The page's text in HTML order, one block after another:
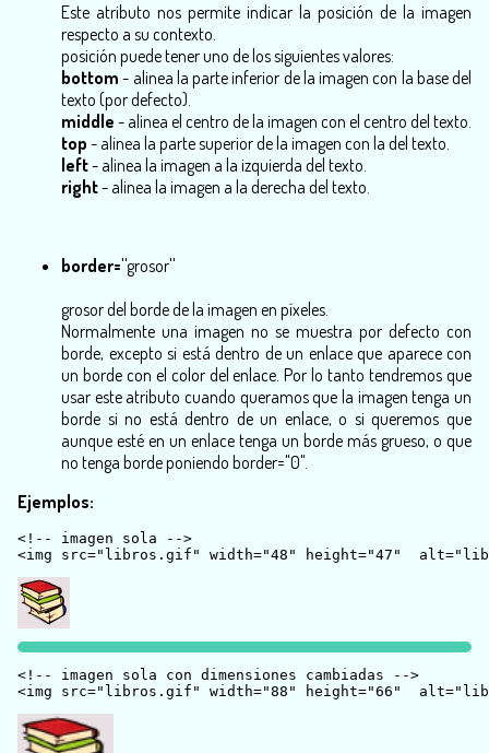
Este atributo nos permite indicar la posición de la imagen
respecto a su contexto.
posición puede tener uno de los siguientes valores:
bottom - alinea la parte inferior de la imagen con la base del
texto (por defecto).
middle - alinea el centro de la imagen con el centro del texto.
top - alinea la parte superior de la imagen con la del texto.
left- alinea la imagen a la izquierda del texto.
right- alinea la imagen a la derecha del texto.
border="grosor"
grosordel borde de la imagen en píxeles.
Normalmente una imagen no se muestra por defecto con
borde, excepto si está dentro de un enlace que aparece con
un borde con el color del enlace. Por lo tanto tendremos que
usar este atributo cuando queramos que la imagen tenga un
borde si no está dentro de un enlace, o si queremos que
aunque esté en un enlace tenga un borde más grueso, o que
no tenga borde poniendo border="0".
Ejemplos:
<!-- imagen sola -->
<!-- imagen sola con dimensiones cambiadas -->